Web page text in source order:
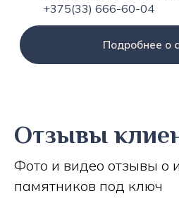
+375(33) 666-60-04
Подробнее о
Отзывы
Фото и видео отзывы о
памятников под ключ